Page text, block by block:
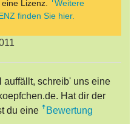
Lizenz.
Weitere
finden Sie hier.
auffällt, schreib' uns eine
Hat dir der
du eine
Bewertung